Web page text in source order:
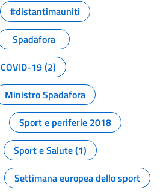
#distantimauniti
Spadafora
COVID-19 (2)
Ministro Spadafora
Sport e periferie 2018
Sport e Salute (1)
Settimana europea dello sport